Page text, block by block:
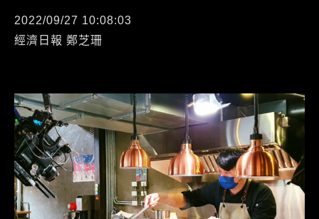
2022/09/27 10:08:03
經濟日報 鄭芝珊